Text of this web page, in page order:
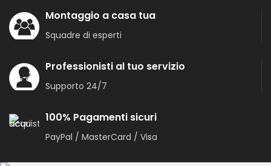
Montaggio a casa tua
Squadre di esperti
Professionisti al tuo servizio
Supporto 24/7
100% Pagamenti sicuri
PayPal / MasterCard / Visa